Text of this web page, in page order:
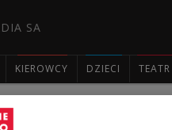
SA
KIEROWCY DZIECI TEATR